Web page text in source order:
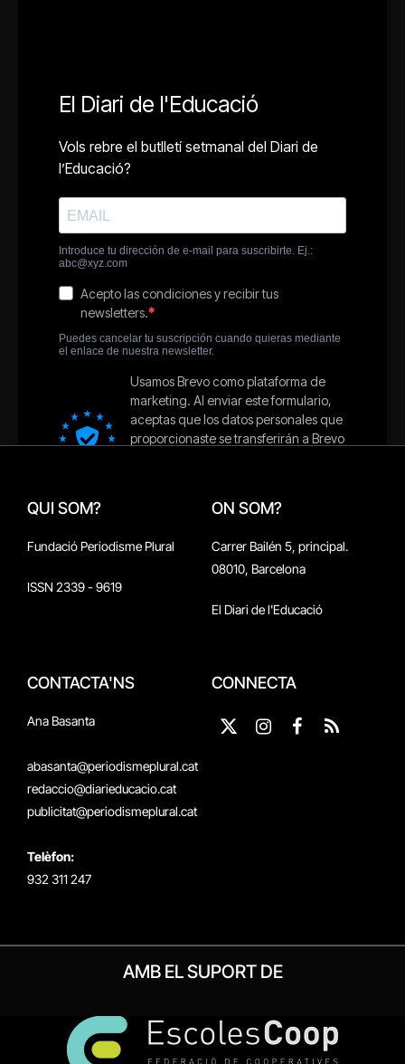
QUI SOM?
Fundació Periodisme Plural
ISSN 2339 - 9619
ON SOM?
Carrer Bailén 5, principal.
08010, Barcelona
El Diari de l'Educació
CONTACTA'NS
Ana Basanta
abasanta@periodismeplural.cat
redaccio@diarieducacio.cat
publicitat@periodismeplural.cat
Telèfon:
932 311 247
CONNECTA
X
Instagram
Facebook
RSS
AMB EL SUPORT DE